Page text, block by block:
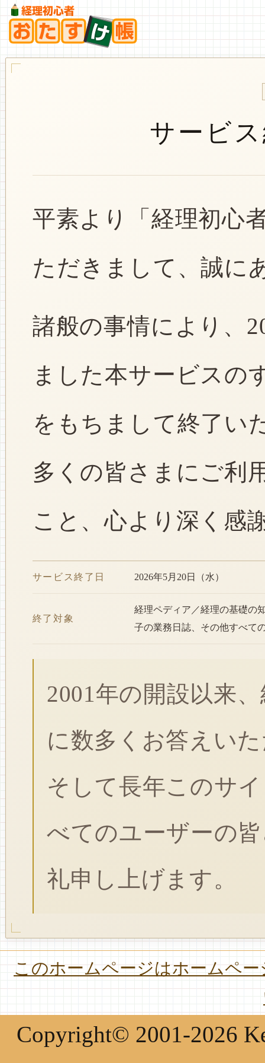
サービ
平素より「経理初心
ただきまして、誠に
諸般の事情により、
ました本サービスの
をもちまして終了い
多くの皆さまにご利
こと、心より深く感
サービス終了日 2026年5月20日（水）
終了対象
経理ペディア／経理の基礎の
子の業務日誌、その他すべて
2001年の開設以来
に数多くお答えい
そして長年このサ
べてのユーザーの
礼申し上げます。
このホームページはホームペ
Copyright© 2001-2026